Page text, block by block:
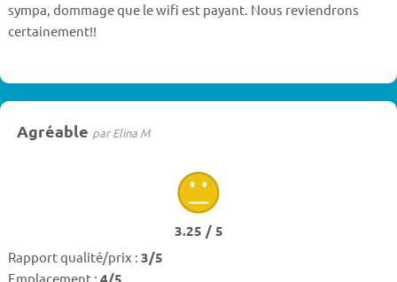
sympa, dommage que le wifi est payant. Nous reviendrons
certainement!!
Agréable par Elina M
3.25 / 5
Rapport qualité/prix : 3/5
Emplacement :